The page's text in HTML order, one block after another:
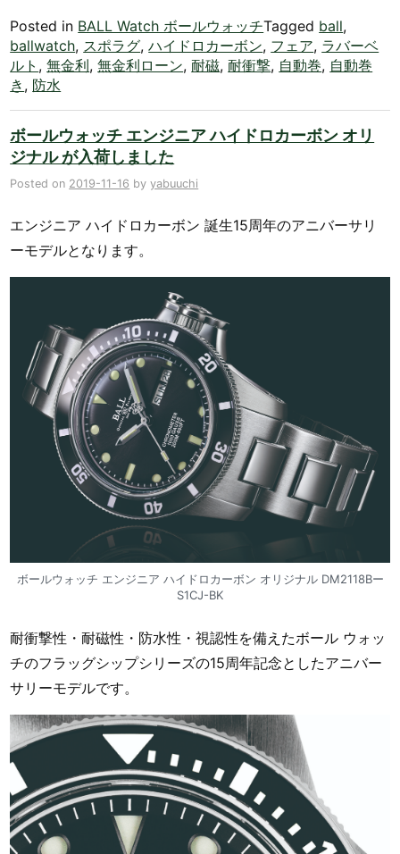
Posted in BALL Watch ボールウォッチTagged ball,
ballwatch, スポラグ,ハイドロカーボン, フェア, ラバーベ
ルト ,無金利,無金利ローン,耐磁,耐衝撃, 自動巻, 自動巻
き , 防水
ボールウォッチ エンジニア ハイドロカーボン オリ
ジナル が入荷しました
Posted on 2019-11-16 byyabuuchi
エンジニア ハイドロカーボン 誕生15周年のアニバーサリ
ーモデルとなります。
ボールウォッチ エンジニア ハイドロカーボン オリジナル DM2118Bー
S1CJ-BK
耐衝撃性・耐磁性・防水性・視認性を備えたボール ウォッ
チのフラッグシップシリーズの15周年記念としたアニバー
サリーモデルです。